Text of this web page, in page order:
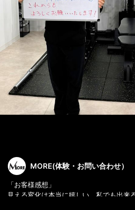
MORE(体験・お問い合わせ）
「お客様感想」
見える変化は本当に嬉しい。私でも出来